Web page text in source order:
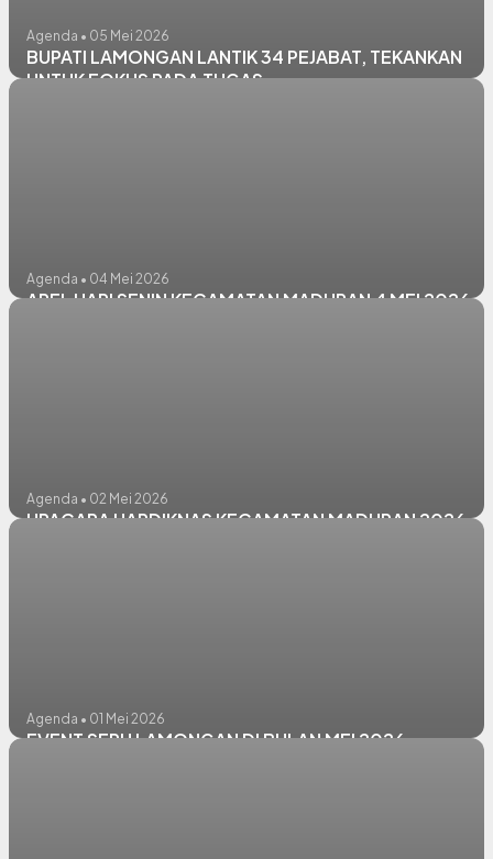
Agenda • 05 Mei 2026
BUPATI LAMONGAN LANTIK 34 PEJABAT, TEKANKAN
UNTUK FOKUS PADA TUGAS
Agenda • 04 Mei 2026
APEL HARI SENIN KECAMATAN MADURAN 4 MEI 2026
Agenda • 02 Mei 2026
UPACARA HARDIKNAS KECAMATAN MADURAN 2026
Agenda • 01 Mei 2026
EVENT SERU LAMONGAN DI BULAN MEI 2026